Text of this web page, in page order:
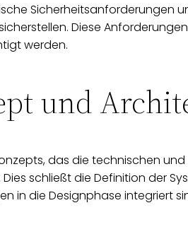
Sicherheitsanforderungen
Diese
werden.
und
das die technischen
schließt die Definition der
in die Designphase integriert